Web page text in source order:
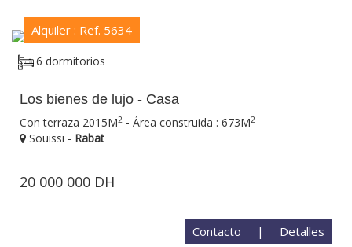
Alquiler : Ref. 5634
6 dormitorios
Los bienes de lujo - Casa
Con terraza 2015M2 - Área construida : 673M2
Souissi - Rabat
20 000 000 DH
Detalles
|
Contacto